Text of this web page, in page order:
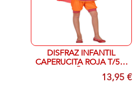
DISFRAZ INFANTIL
CAPERUCITA ROJA T/5-6
13,95 €